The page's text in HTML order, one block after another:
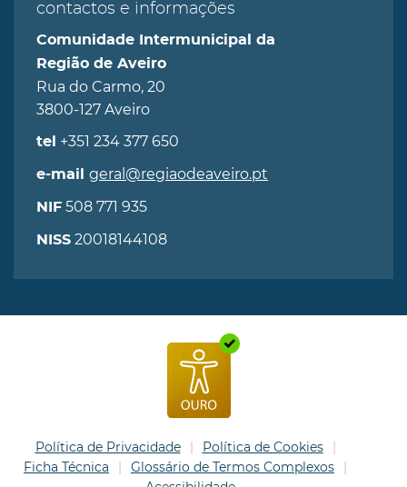
contactos e informações
Comunidade Intermunicipal da
Região de Aveiro
Rua do Carmo, 20
3800-127 Aveiro
tel +351 234 377 650
e-mail geral@regiaodeaveiro.pt
NIF 508 771 935
NISS 20018144108
Política de Privacidade
Política de Cookies
Ficha Técnica
Glossário de Termos Complexos